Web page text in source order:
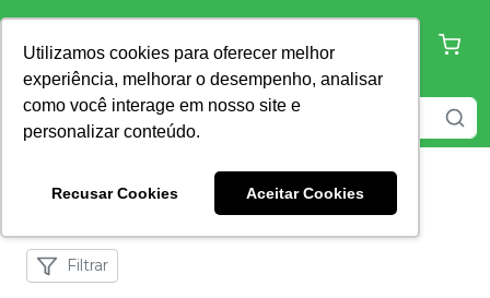
Utilizamos cookies para oferecer melhor
experiência, melhorar o desempenho, analisar
como você interage em nosso site e
personalizar conteúdo.
Recusar Cookies Aceitar Cookies
Filtrar